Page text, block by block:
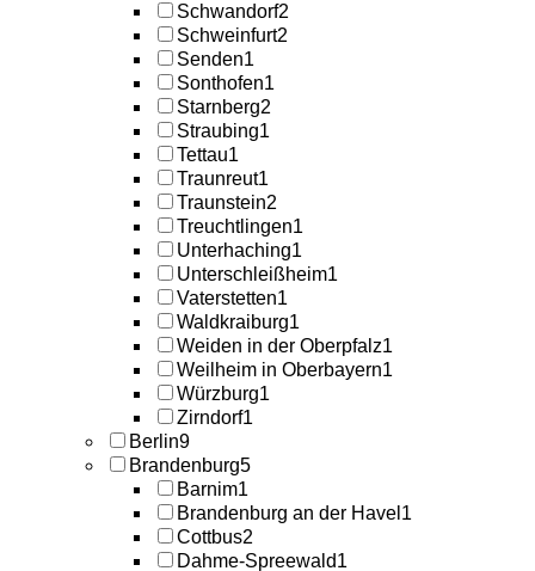
Schwandorf2
Schweinfurt2
Senden1
Sonthofen1
Starnberg2
Straubing1
Tettau1
Traunreut1
Traunstein2
Treuchtlingen1
Unterhaching1
Unterschleißheim1
Vaterstetten1
Waldkraiburg1
Weiden in der Oberpfalz1
Weilheim in Oberbayern1
Würzburg1
Zirndorf1
Berlin9
Brandenburg5
Barnim1
Brandenburg an der Havel 1
Cottbus2
Dahme-Spreewald1